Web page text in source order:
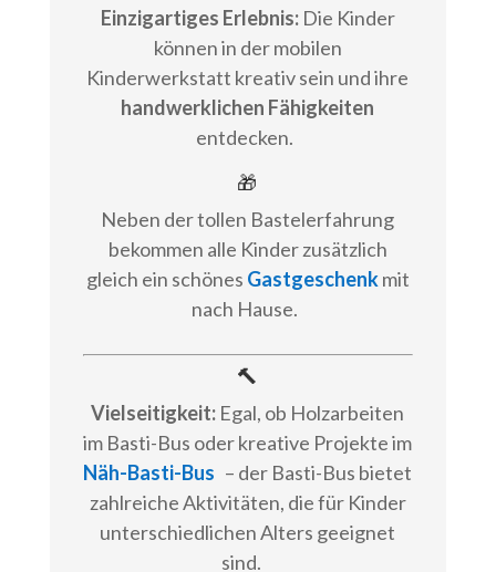
Einzigartiges Erlebnis:Die Kinder
können in der mobilen
Kinderwerkstatt kreativ sein und ihre
handwerklichen Fähigkeiten
entdecken.
🎁
Neben der tollen Bastelerfahrung
bekommen alle Kinder zusätzlich
gleich ein schönes Gastgeschenkmit
nach Hause.
🔨
Vielseitigkeit: Egal, ob Holzarbeiten
im Basti-Bus oder kreative Projekte im
Näh-Basti-Bus – der Basti-Bus bietet
zahlreiche Aktivitäten, die für Kinder
unterschiedlichen Alters geeignet
sind.